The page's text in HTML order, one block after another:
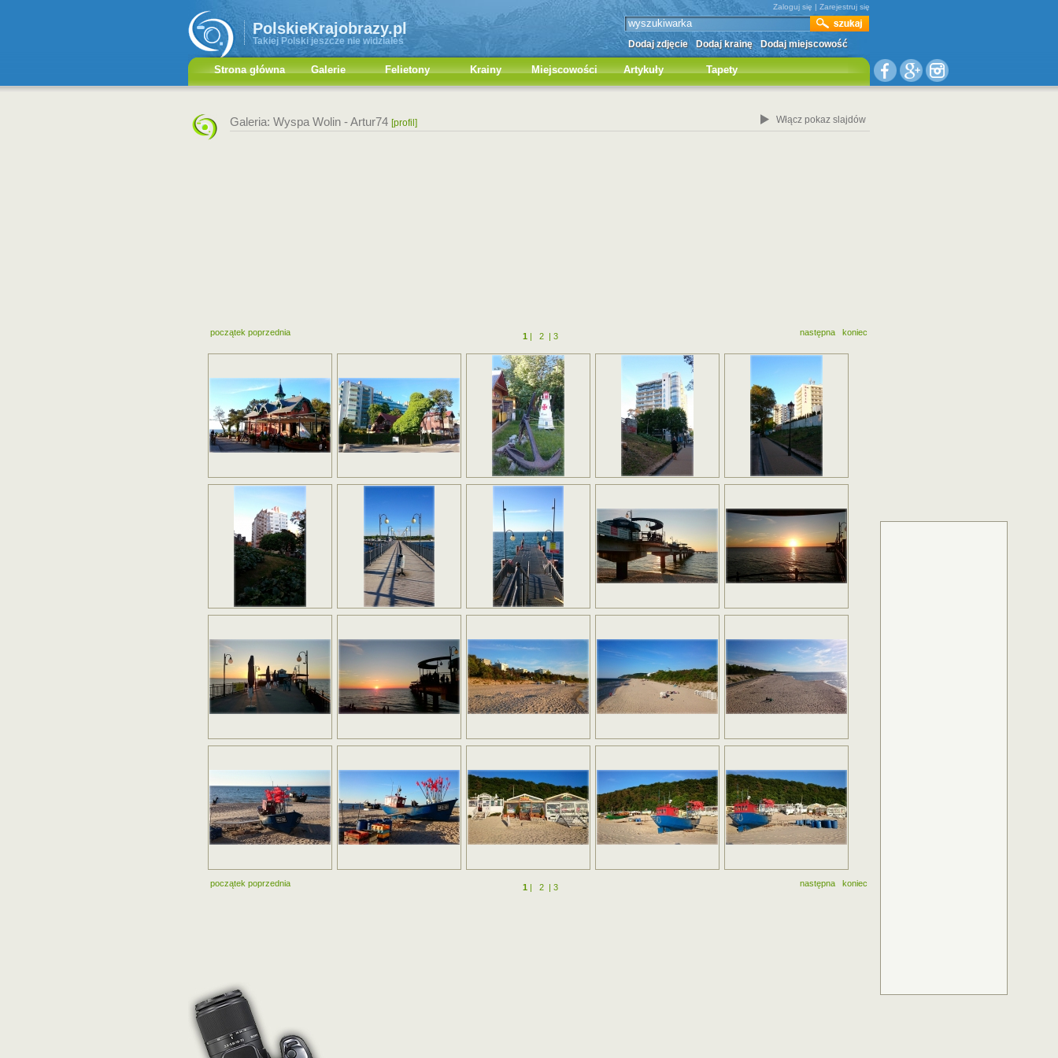
PolskieKrajobrazy.pl
Takiej Polski jeszcze nie widziałeś
Zaloguj się | Zarejestruj się
Dodaj zdjęcie Dodaj krainę Dodaj miejscowość
Strona główna Galerie Felietony Krainy Miejscowości Artykuły Tapety
Galeria: Wyspa Wolin -Artur74 [profil] Włącz pokaz slajdów
następna koniec
początek poprzednia 1| 2 | 3
następna koniec
początek poprzednia 1| 2 | 3